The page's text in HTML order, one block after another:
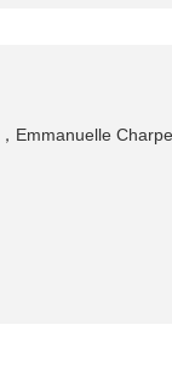
Emmanuelle